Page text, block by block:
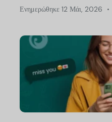
Ενημερώθηκε 12 Μάι, 2026